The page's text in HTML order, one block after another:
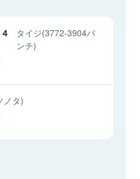
タイジ(3772-3904バ
ンチ)
ノタ)